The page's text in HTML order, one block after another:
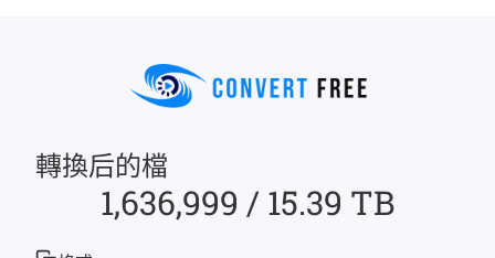
轉換后的檔
1,636,999 / 15.39 TB